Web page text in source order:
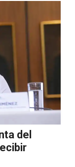
del